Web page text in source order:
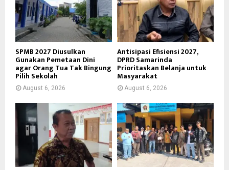
SPMB 2027 Diusulkan
Gunakan Pemetaan Dini
agar Orang Tua Tak Bingung
Pilih Sekolah
August 6, 2026
Antisipasi Efisiensi 2027,
DPRD Samarinda
Prioritaskan Belanja untuk
Masyarakat
August 6, 2026